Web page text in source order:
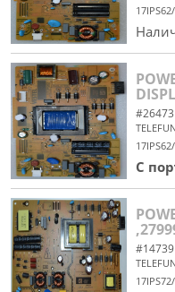
#26473
С
#14739